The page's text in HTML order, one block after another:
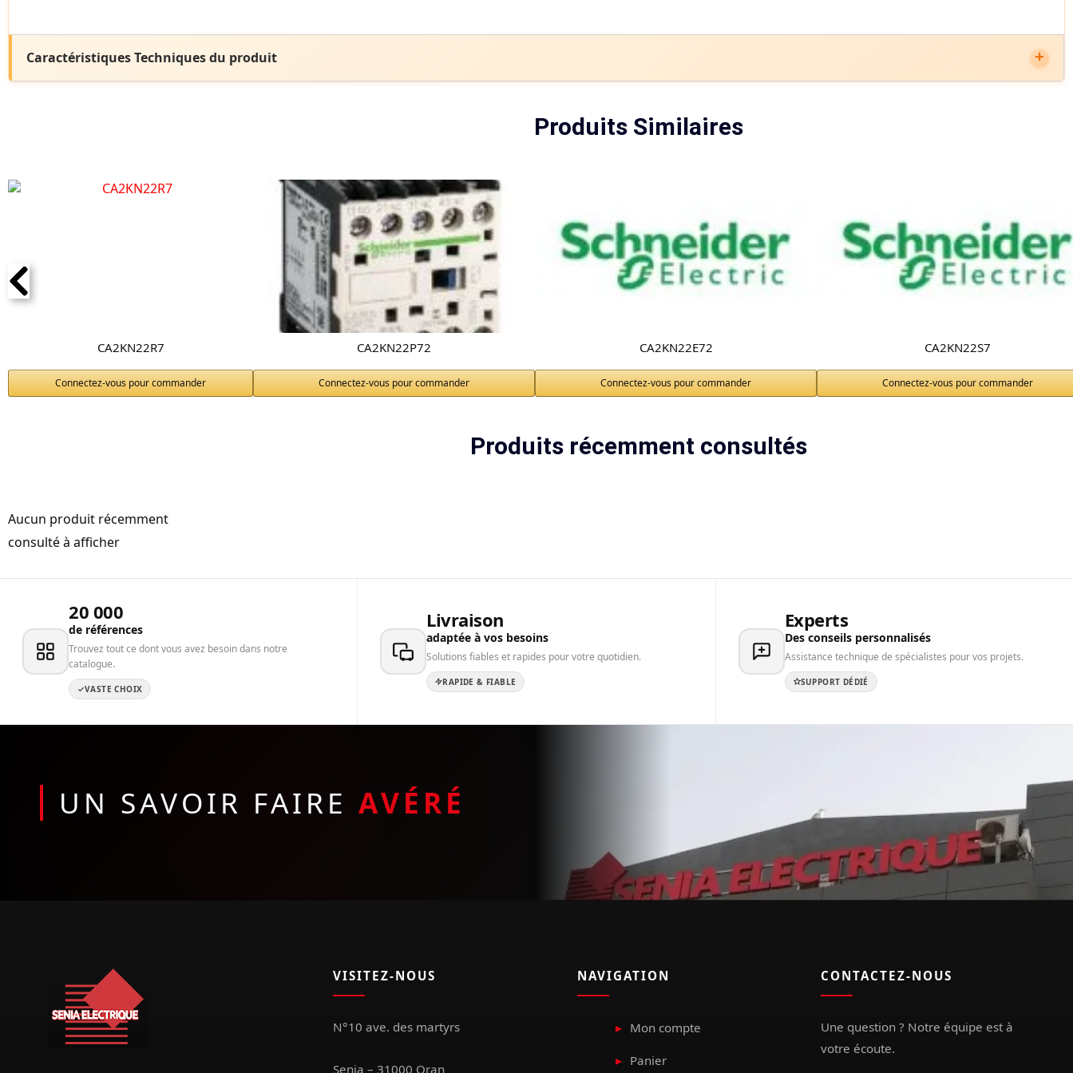
Caractéristiques Techniques du produit
Produits Similaires
CA2KN22R7
Connectez-vous pour commander
CA2KN22P72
Connectez-vous pour commander
CA2KN22E72
Connectez-vous pour commander
CA2KN22S7
Connectez-vous pour commander
Produits récemment consultés
Aucun produit récemment
consulté à afficher
20 000
de références
Trouvez tout ce dont vous avez besoin dans notre
catalogue.
VASTE CHOIX
Livraison
adaptée à vos besoins
Solutions fiables et rapides pour votre quotidien.
RAPIDE & FIABLE
Experts
Des conseils personnalisés
Assistance technique de spécialistes pour vos projets.
SUPPORT DÉDIÉ
UN SAVOIR FAIRE AVÉRÉ
VISITEZ-NOUS
N°10 ave. des martyrs
Senia – 31000 Oran
NAVIGATION
Mon compte
Panier
CONTACTEZ-NOUS
Une question ? Notre équipe est à
votre écoute.